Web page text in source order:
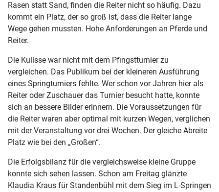
Rasen statt Sand, finden die Reiter nicht so häufig. Dazu
kommt ein Platz, der so groß ist, dass die Reiter lange
Wege gehen mussten. Hohe Anforderungen an Pferde und
Reiter.
Die Kulisse war nicht mit dem Pfingstturnier zu
vergleichen. Das Publikum bei der kleineren Ausführung
eines Springturniers fehlte. Wer schon vor Jahren hier als
Reiter oder Zuschauer das Turnier besucht hatte, konnte
sich an bessere Bilder erinnern. Die Voraussetzungen für
die Reiter waren aber optimal mit kurzen Wegen, verglichen
mit der Veranstaltung vor drei Wochen. Der gleiche Abreite
Platz wie bei den „Großen“.
Die Erfolgsbilanz für die vergleichsweise kleine Gruppe
konnte sich sehen lassen. Schon am Freitag glänzte
Klaudia Kraus für Standenbühl mit dem Sieg im L-Springen